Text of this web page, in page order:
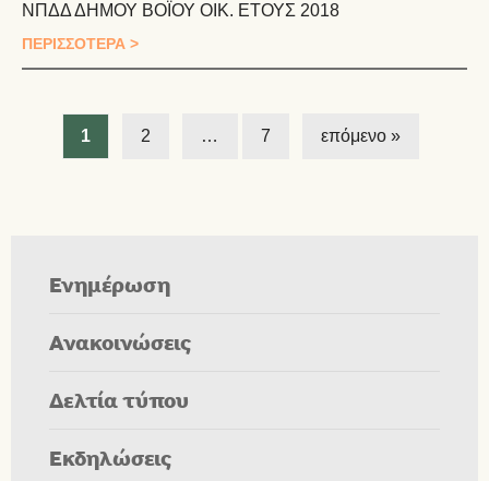
ΝΠΔΔ ΔΗΜΟΥ ΒΟΪΟΥ ΟΙΚ. ΕΤΟΥΣ 2018
ΠΕΡΙΣΣΟΤΕΡΑ >
1 2 … 7 επόμενο »
Ενημέρωση
Ανακοινώσεις
Δελτία τύπου
Εκδηλώσεις